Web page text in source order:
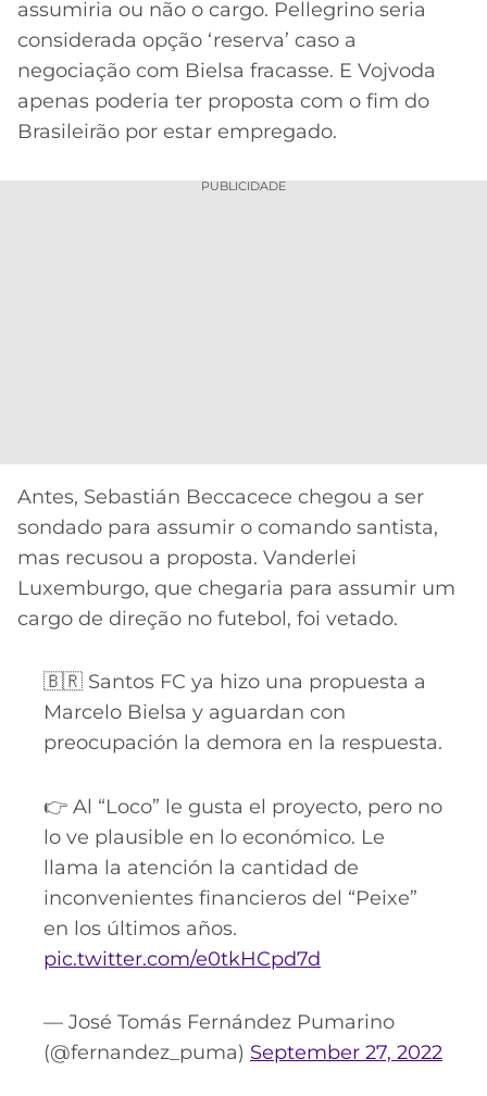
assumiria ou não o cargo. Pellegrino seria
considerada opção ‘reserva’ caso a
negociação com Bielsa fracasse. E Vojvoda
apenas poderia ter proposta com o fim do
Brasileirão por estar empregado.
PUBLICIDADE
Antes, Sebastián Beccacece chegou a ser
sondado para assumir o comando santista,
mas recusou a proposta. Vanderlei
Luxemburgo, que chegaria para assumir um
cargo de direção no futebol, foi vetado.
🇧🇷 Santos FC ya hizo una propuesta a
Marcelo Bielsa y aguardan con
preocupación la demora en la respuesta.
👉 Al “Loco” le gusta el proyecto, pero no
lo ve plausible en lo económico. Le
llama la atención la cantidad de
inconvenientes financieros del “Peixe”
en los últimos años.
pic.twitter.com/e0tkHCpd7d
— José Tomás Fernández Pumarino
(@fernandez_puma) September 27, 2022